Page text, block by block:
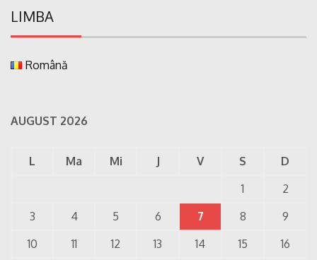
LIMBA
Română
AUGUST 2026
L Ma Mi J V S
D
1
2
3
4 5 6 7 8
9
10
11 12 13 14 15 16